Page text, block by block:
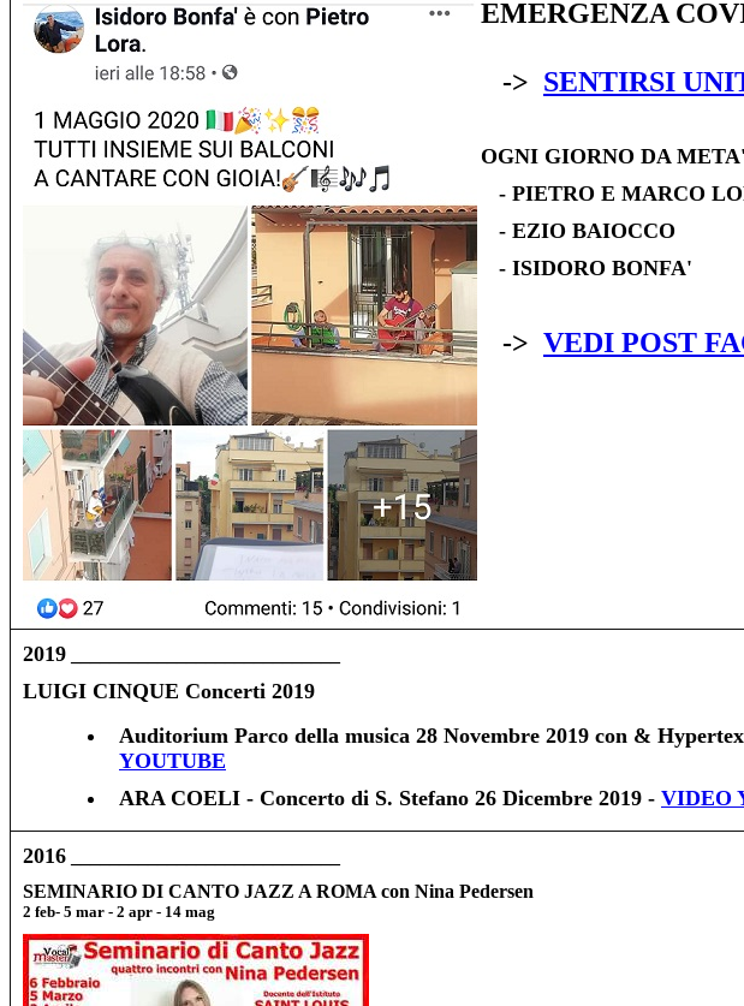
EMERGENZA
-> SENTIRSI
OGNI GIORNO DA
- PIETRO E MARCO
- EZIO BAIOCCO
- ISIDORO BONFA'
-> VEDI POST
2019
LUIGI CINQUE Concerti 2019
Auditorium Parco della musica 28 Novembre 2019 con &
YOUTUBE
ARA COELI - Concerto di S. Stefano 26 Dicembre 2019 - VIDEO
2016
SEMINARIO DI CANTO JAZZ A ROMA con Nina Pedersen
2 feb- 5 mar - 2 apr - 14 mag